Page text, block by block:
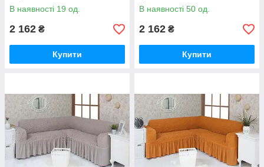
В наявності 19 од.
2 162 ₴
Купити
В наявності 50 од.
2 162 ₴
Купити